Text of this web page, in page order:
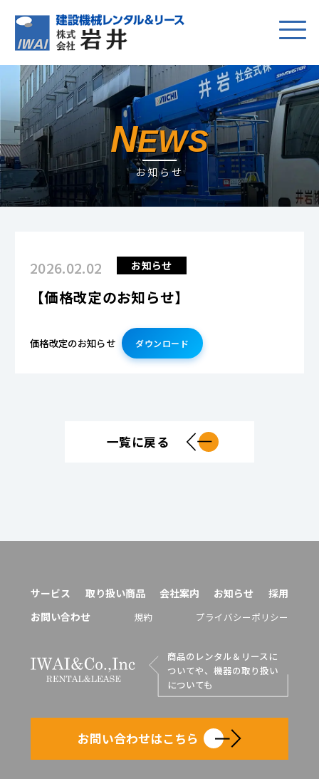
NEWS
お知らせ
2026.02.02 お知らせ
【価格改定のお知らせ】
価格改定のお知らせ ダウンロード
一覧に戻る
サービス 取り扱い商品 会社案内 お知らせ
採用
お問い合わせ
規約 プライバシーポリシー
商品のレンタル＆リースに
ついてや、機器の取り扱い
についても
お問い合わせはこちら